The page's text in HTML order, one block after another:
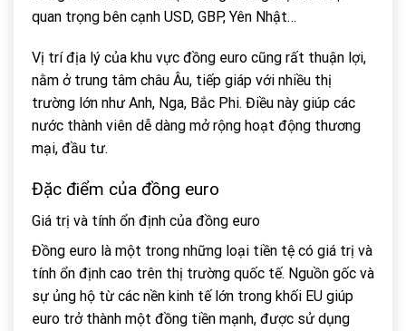
quan trọng bên cạnh USD, GBP, Yên Nhật…
Vị trí địa lý của khu vực đồng euro cũng rất thuận lợi,
nằm ở trung tâm châu Âu, tiếp giáp với nhiều thị
trường lớn như Anh, Nga, Bắc Phi. Điều này giúp các
nước thành viên dễ dàng mở rộng hoạt động thương
mại, đầu tư.
Đặc điểm của đồng euro
Giá trị và tính ổn định của đồng euro
Đồng euro là một trong những loại tiền tệ có giá trị và
tính ổn định cao trên thị trường quốc tế. Nguồn gốc và
sự ủng hộ từ các nền kinh tế lớn trong khối EU giúp
euro trở thành một đồng tiền mạnh, được sử dụng